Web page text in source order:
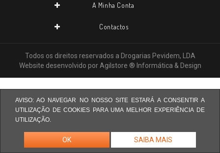
AVISO: AO NAVEGAR NO NOSSO SITE ESTARÁ A CONSENTIR A
UTILIZAÇÃO DE COOKIES PARA UMA MELHOR EXPERIÊNCIA DE
UTILIZAÇÃO.
OK SAIBA MAIS
A Minha Conta
Contactos
Todos os direitos reservados a Drogarias Pevidem, LDA
Website desenvolvido por Agilstore ® Informática & Design